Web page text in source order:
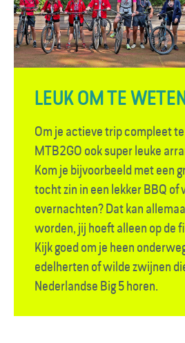
LEUK OM TE
Om je actieve trip compleet
MTB2GO ook super leuke
Kom je bijvoorbeeld met een
tocht zin in een lekker BBQ of
overnachten? Dat kan
worden, jij hoeft alleen op de
Kijk goed om je heen
edelherten of wilde zwijnen
Nederlandse Big 5 horen.